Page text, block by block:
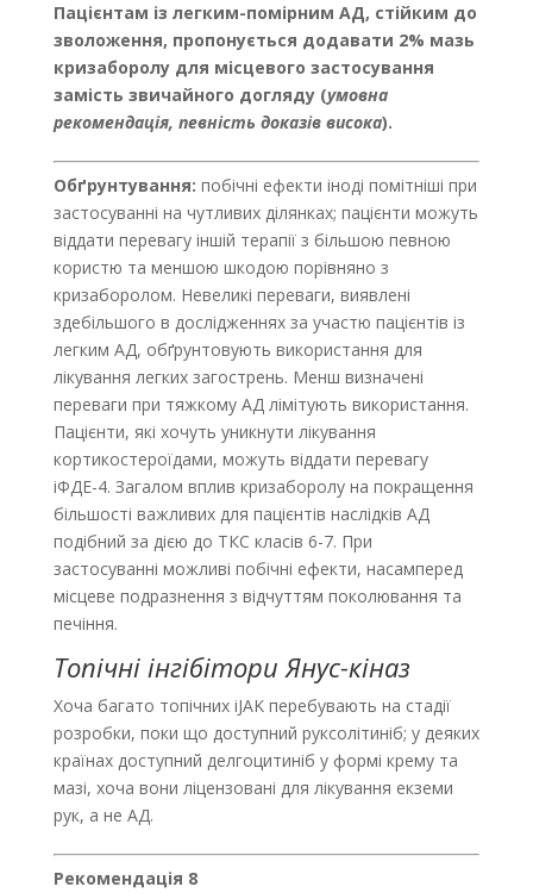
Пацієнтам із легким-помірним АД, стійким до
зволоження, пропонується додавати 2% мазь
кризаборолу для місцевого застосування
замість звичайного догляду (умовна
рекомендація, певність доказів висока).
Обґрунтування: побічні ефекти іноді помітніші при
застосуванні на чутливих ділянках; пацієнти можуть
віддати перевагу іншій терапії з більшою певною
користю та меншою шкодою порівняно з
кризаборолом. Невеликі переваги, виявлені
здебільшого в дослідженнях за участю пацієнтів із
легким АД, обґрунтовують використання для
лікування легких загострень. Менш визначені
переваги при тяжкому AД лімітують використання.
Пацієнти, які хочуть уникнути лікування
кортикостероїдами, можуть віддати перевагу
іФДЕ-4. Загалом вплив кризаборолу на покращення
більшості важливих для пацієнтів наслідків АД
подібний за дією до ТКС класів 6-7. При
застосуванні можливі побічні ефекти, насамперед
місцеве подразнення з відчуттям поколювання та
печіння.
Топічні інгібітори Янус-кіназ
Хоча багато топічних іJAK перебувають на стадії
розробки, поки що доступний руксолітиніб; у деяких
краї­нах доступний делгоцитиніб у формі крему та
мазі, хоча вони ліцензовані для лікування екземи
рук, а не АД.
Рекомендація 8